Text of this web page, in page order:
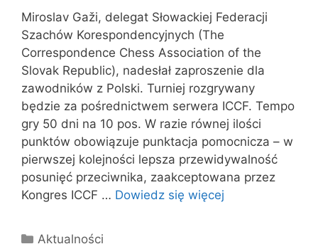
Miroslav Gaži, delegat Słowackiej Federacji
Szachów Korespondencyjnych (The
Correspondence Chess Association of the
Slovak Republic), nadesłał zaproszenie dla
zawodników z Polski. Turniej rozgrywany
będzie za pośrednictwem serwera ICCF. Tempo
gry 50 dni na 10 pos. W razie równej ilości
punktów obowiązuje punktacja pomocnicza – w
pierwszej kolejności lepsza przewidywalność
posunięć przeciwnika, zaakceptowana przez
Kongres ICCF … Dowiedz się więcej
Kategorie
Aktualności